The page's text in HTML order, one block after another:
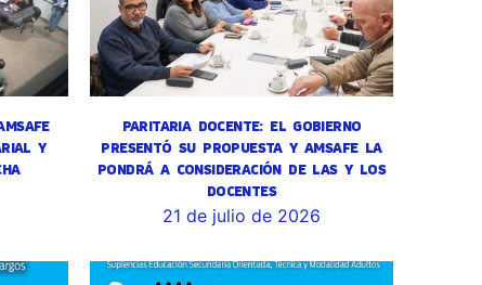
Y
PARITARIA DOCENTE: EL GOBIERNO
PRESENTÓ SU PROPUESTA Y AMSAFE LA
PONDRÁ A CONSIDERACIÓN DE LAS Y LOS
DOCENTES
21 de julio de 2026